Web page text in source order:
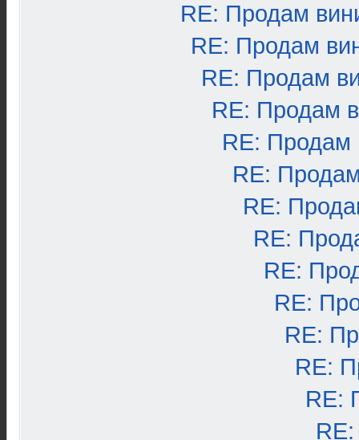
RE: Продам
RE: Продам
RE: Продам
RE: Продам
RE: Продам
RE:
RE:
RE:
RE:
RE:
RE:
RE:
RE: